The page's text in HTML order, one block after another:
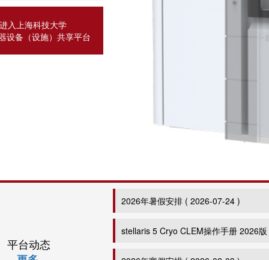
进入上海科技大学
设备（设施）共享平台
平台动态
2026年暑假安排( 2026-07-24 )
stellaris 5 Cryo CLEM操作手册 2026版